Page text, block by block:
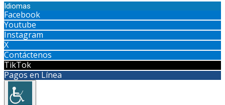
Idiomas
Facebook
Youtube
Instagram
X
Contáctenos
TikTok
Pagos en Línea